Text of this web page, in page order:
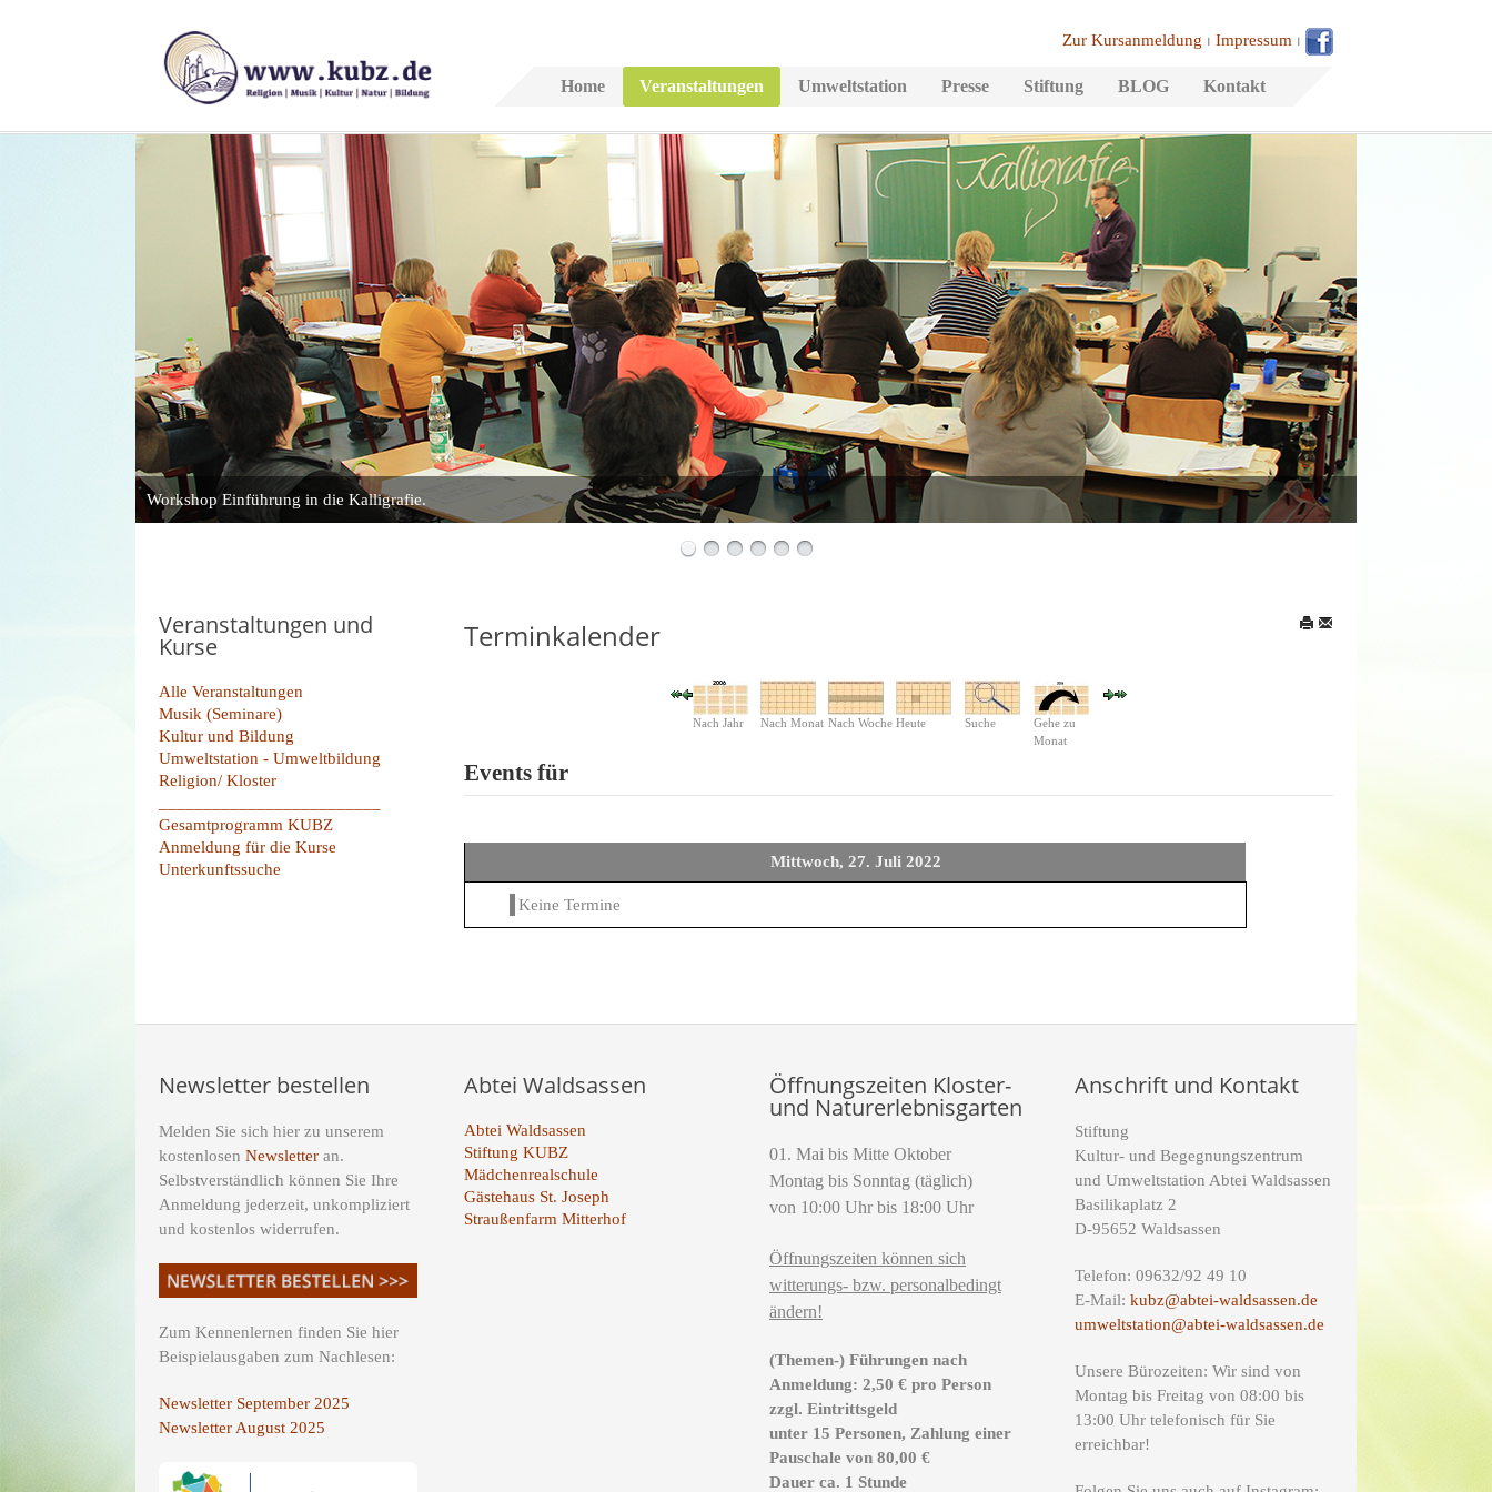
Zur Kursanmeldung ⏐ Impressum ⏐
Home Veranstaltungen Umweltstation Presse Stiftung BLOG Kontakt
Workshop Einführung in die Kalligrafie.
Veranstaltungen und
Kurse
Alle Veranstaltungen
Musik (Seminare)
Kultur und Bildung
Umweltstation - Umweltbildung
Religion/ Kloster
Gesamtprogramm KUBZ
Anmeldung für die Kurse
Unterkunftssuche
Terminkalender
Nach Jahr Nach Monat Nach Woche Heute Suche
Gehe zu
Monat
Events für
Mittwoch, 27. Juli 2022
Keine Termine
Newsletter bestellen
Melden Sie sich hier zu unserem
kostenlosen Newsletter an.
Selbstverständlich können Sie Ihre
Anmeldung jederzeit, unkompliziert
und kostenlos widerrufen.
Zum Kennenlernen finden Sie hier
Beispielausgaben zum Nachlesen:
Newsletter September 2025
Newsletter August 2025
Abtei Waldsassen
Abtei Waldsassen
Stiftung KUBZ
Mädchenrealschule
Gästehaus St. Joseph
Straußenfarm Mitterhof
Öffnungszeiten Kloster-
und Naturerlebnisgarten
01. Mai bis Mitte Oktober
Montag bis Sonntag (täglich)
von 10:00 Uhr bis 18:00 Uhr
Öffnungszeiten können sich
witterungs- bzw. personalbedingt
ändern!
(Themen-) Führungen nach
Anmeldung: 2,50 € pro Person
zzgl. Eintrittsgeld
unter 15 Personen, Zahlung einer
Pauschale von 80,00 €
Dauer ca. 1 Stunde
Anschrift und Kontakt
Stiftung
Kultur- und Begegnungszentrum
und Umweltstation Abtei Waldsassen
Basilikaplatz 2
D-95652 Waldsassen
Telefon: 09632/92 49 10
E-Mail: kubz@abtei-waldsassen.de
umweltstation@abtei-waldsassen.de
Unsere Bürozeiten: Wir sind von
Montag bis Freitag von 08:00 bis
13:00 Uhr telefonisch für Sie
erreichbar!